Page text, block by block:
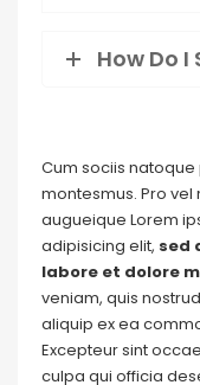
How Do
Cum sociis
montesmus. Pro
augueique Lorem
adipisicing elit, sed
labore et dolore
veniam, quis
aliquip ex ea
Excepteur sint
culpa qui officia